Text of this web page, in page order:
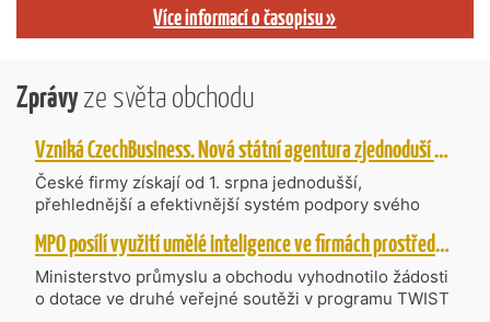
Více informací o časopisu »
Zprávyze světa obchodu
Vzniká CzechBusiness. Nová státní agentura zjednoduší podporu českých firem
České firmy získají od 1. srpna jednodušší,
přehlednější a efektivnější systém podpory svého
CzechBusiness, která propojuje dosavadní
kompetence agentur CzechTrade a CzechInvest.
Firmám nabídne jednoho partnera pro rozvoj od
inovací až po zahraniční expanzi.
MPO posílí využití umělé inteligence ve firmách prostřednictvím 40 projektů z programu TWIST
Ministerstvo průmyslu a obchodu vyhodnotilo žádosti
o dotace ve druhé veřejné soutěži v programu TWIST